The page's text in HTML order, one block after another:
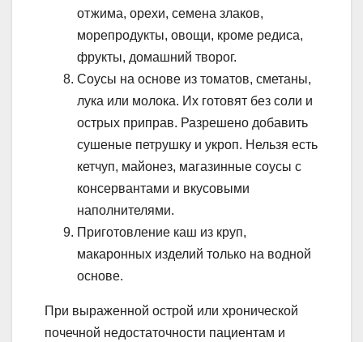
отжима, орехи, семена злаков,
морепродукты, овощи, кроме редиса,
фрукты, домашний творог.
Соусы на основе из томатов, сметаны,
лука или молока. Их готовят без соли и
острых приправ. Разрешено добавить
сушеные петрушку и укроп. Нельзя есть
кетчуп, майонез, магазинные соусы с
консервантами и вкусовыми
наполнителями.
Приготовление каш из круп,
макаронных изделий только на водной
основе.
При выраженной острой или хронической
почечной недостаточности пациентам и